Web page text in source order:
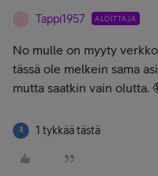
Tappi1957 ALOITTAJA
No mulle on myyty
tässä ole melkein sama
mutta saatkin vain olutta.
1 tykkää tästä